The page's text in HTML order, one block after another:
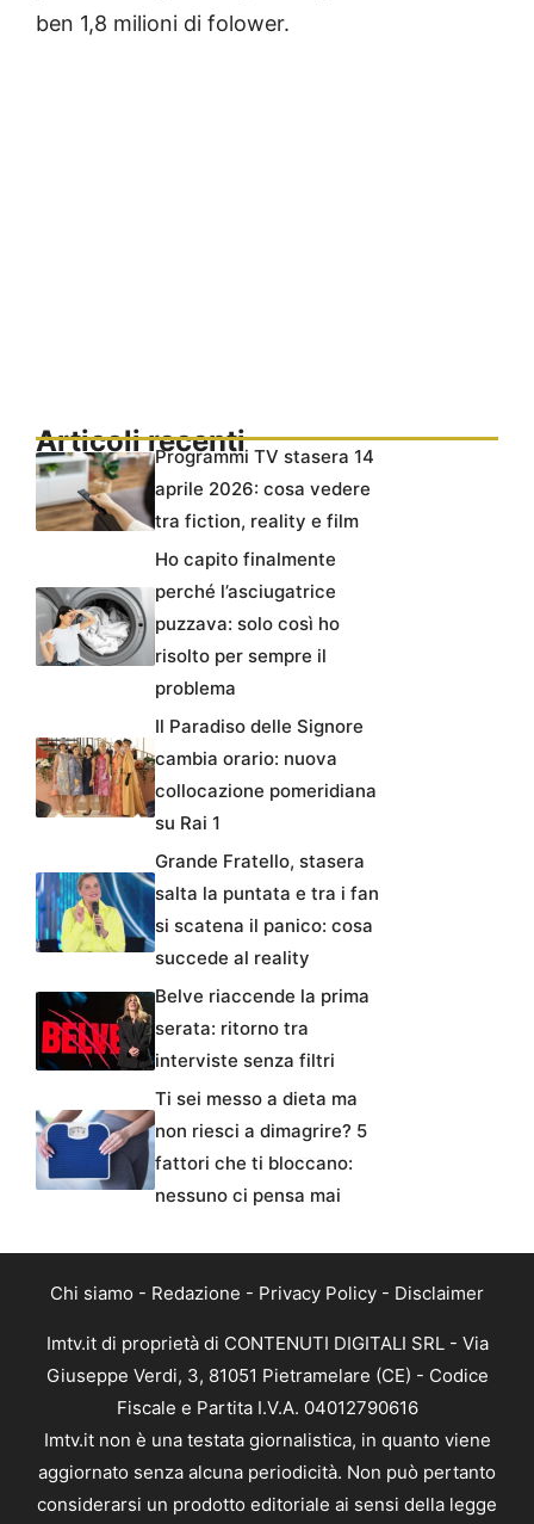
ben 1,8 milioni di folower.
Articoli recentiProgrammi TV stasera 14
aprile 2026: cosa vedere
tra fiction, reality e film
Ho capito finalmente
perché l’asciugatrice
puzzava: solo così ho
risolto per sempre il
problema
Il Paradiso delle Signore
cambia orario: nuova
collocazione pomeridiana
su Rai 1
Grande Fratello, stasera
salta la puntata e tra i fan
si scatena il panico: cosa
succede al reality
Belve riaccende la prima
serata: ritorno tra
interviste senza filtri
Ti sei messo a dieta ma
non riesci a dimagrire? 5
fattori che ti bloccano:
nessuno ci pensa mai
Chi siamo - Redazione - Privacy Policy - Disclaimer
Imtv.it di proprietà di CONTENUTI DIGITALI SRL - Via
Giuseppe Verdi, 3, 81051 Pietramelare (CE) - Codice
Fiscale e Partita I.V.A. 04012790616
Imtv.it non è una testata giornalistica, in quanto viene
aggiornato senza alcuna periodicità. Non può pertanto
considerarsi un prodotto editoriale ai sensi della legge